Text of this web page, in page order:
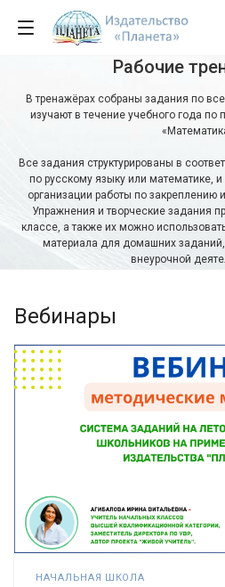
Рабочие
В тренажёрах собраны задания по
изучают в течение учебного года по
Все задания структурированы в
по русскому языку или математике,
организации работы по закреплению
Упражнения и творческие задания
классе, а также их можно
материала для домашних
внеурочной
Вебинары
НАЧАЛЬНАЯ ШКОЛА